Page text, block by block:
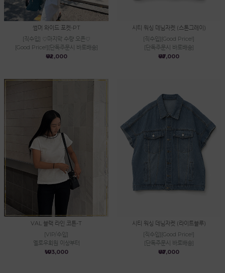
썸머 와이드 포켓-PT
[직수입] ♡마지막 수량 오픈♡
[Good Price!][단독주문시 바로배송]
₩62,000
시티 워싱 데님자켓 (스톤그레이)
[직수입][Good Price!]
[단독주문시 바로배송]
₩67,000
VAL 블랙 라인 코튼-T
[VIP/수입]
옐로우회원 이상부터
₩103,000
시티 워싱 데님자켓 (라이트블루)
[직수입][Good Price!]
[단독주문시 바로배송]
₩67,000